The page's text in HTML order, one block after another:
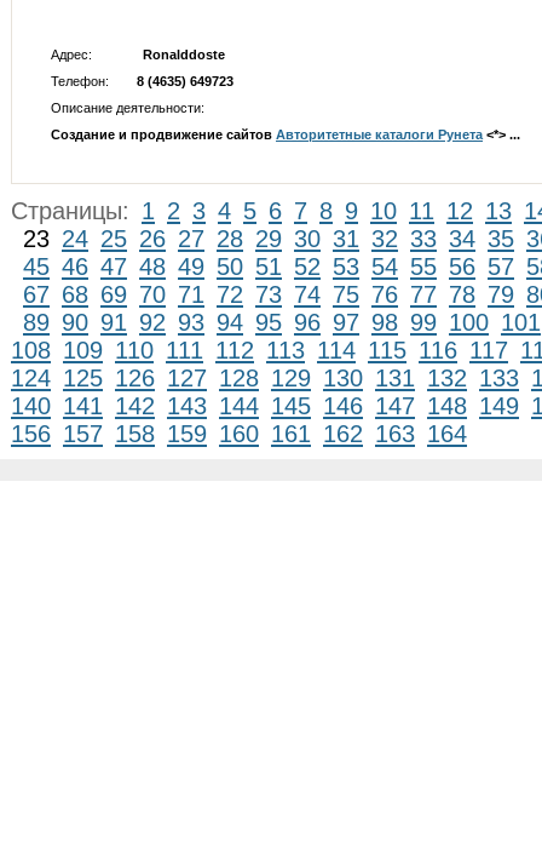
Адрес:
Ronalddoste
Телефон:
8 (4635) 649723
Описание деятельности:
Создание и продвижение сайтов Авторитетные каталоги Рунета <*> ...
Страницы: 1 2 3 4 5 6 7 8 9 10 11 12 13
23 24 25 26 27 28 29 30 31 32 33 34 35
45 46 47 48 49 50 51 52 53 54 55 56 57
67 68 69 70 71 72 73 74 75 76 77 78 79
89 90 91 92 93 94 95 96 97 98 99 100 101
108 109 110 111 112 113 114 115 116 117
124 125 126 127 128 129 130 131 132 133
140 141 142 143 144 145 146 147 148 149
156 157 158 159 160 161 162 163 164